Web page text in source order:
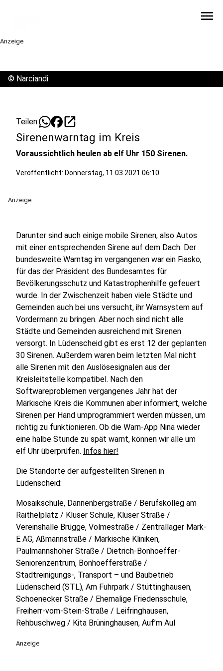
menu
Anzeige
© Narciandi
Teilen: open_in_new
Sirenenwarntag im Kreis
Voraussichtlich heulen ab elf Uhr 150 Sirenen.
Veröffentlicht: Donnerstag, 11.03.2021 06:10
Anzeige
Darunter sind auch einige mobile Sirenen, also Autos
mit einer entsprechenden Sirene auf dem Dach. Der
bundesweite Warntag im vergangenen war ein Fiasko,
für das der Präsident des Bundesamtes für
Bevölkerungsschutz und Katastrophenhilfe gefeuert
wurde. In der Zwischenzeit haben viele Städte und
Gemeinden auch bei uns versucht, ihr Warnsystem auf
Vordermann zu bringen. Aber noch sind nicht alle
Städte und Gemeinden ausreichend mit Sirenen
versorgt. In Lüdenscheid gibt es erst 12 der geplanten
30 Sirenen. Außerdem waren beim letzten Mal nicht
alle Sirenen mit den Auslösesignalen aus der
Kreisleitstelle kompatibel. Nach den
Softwareproblemen vergangenes Jahr hat der
Märkische Kreis die Kommunen aber informiert, welche
Sirenen per Hand umprogrammiert werden müssen, um
richtig zu funktionieren. Ob die Warn-App Nina wieder
eine halbe Stunde zu spät warnt, können wir alle um
elf Uhr überprüfen. Infos hier!
Die Standorte der aufgestellten Sirenen in
Lüdenscheid:
Mosaikschule, Dannenbergstraße / Berufskolleg am
Raithelplatz / Kluser Schule, Kluser Straße /
Vereinshalle Brügge, Volmestraße / Zentrallager Mark-
E AG, Aßmannstraße / Märkische Kliniken,
Paulmannshöher Straße / Dietrich-Bonhoeffer-
Seniorenzentrum, Bonhoefferstraße /
Stadtreinigungs-, Transport – und Baubetrieb
Lüdenscheid (STL), Am Fuhrpark / Stüttinghausen,
Schoenecker Straße / Ehemalige Friedensschule,
Freiherr-vom-Stein-Straße / Leifringhausen,
Rehbuschweg / Kita Brüninghausen, Auf’m Aul
Anzeige